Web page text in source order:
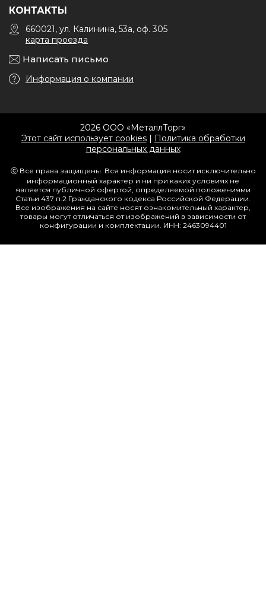
КОНТАКТЫ
660021, ул. Калинина, 53а, оф. 305
карта проезда
Написать письмо
Информация о компании
2026 ООО «МеталлТорг»
Этот сайт использует cookies| Политика обработки
персональных данных
ⓒ Все права защищены. Вся информация носит исключительно
информационный характер и ни при каких условиях не
является публичной офертой, определяемой положениями
Статьи 437 п.2 Гражданского кодекса Российской Федерации.
Все изображения на сайте носят ознакомительный характер,
товары могут отличаться от изображений в зависимости от
конфигурации и комплектации. ИНН: 2463094401